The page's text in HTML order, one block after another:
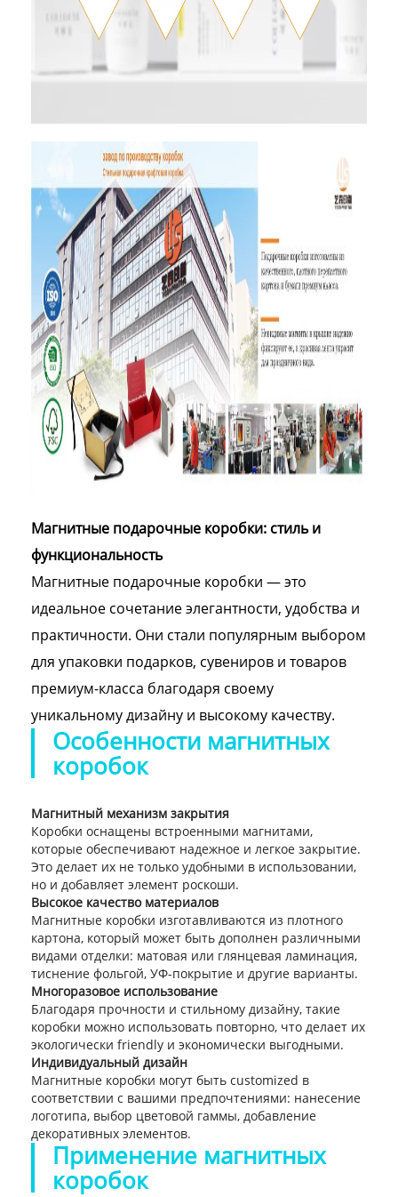
Магнитные подарочные коробки: стиль и
функциональность
Магнитные подарочные коробки — это
идеальное сочетание элегантности, удобства и
практичности. Они стали популярным выбором
для упаковки подарков, сувениров и товаров
премиум-класса благодаря своему
уникальному дизайну и высокому качеству.
Особенности магнитных
коробок
Магнитный механизм закрытия
Коробки оснащены встроенными магнитами,
которые обеспечивают надежное и легкое закрытие.
Это делает их не только удобными в использовании,
но и добавляет элемент роскоши.
Высокое качество материалов
Магнитные коробки изготавливаются из плотного
картона, который может быть дополнен различными
видами отделки: матовая или глянцевая ламинация,
тиснение фольгой, УФ-покрытие и другие варианты.
Многоразовое использование
Благодаря прочности и стильному дизайну, такие
коробки можно использовать повторно, что делает их
экологически friendly и экономически выгодными.
Индивидуальный дизайн
Магнитные коробки могут быть customized в
соответствии с вашими предпочтениями: нанесение
логотипа, выбор цветовой гаммы, добавление
декоративных элементов.
Применение магнитных
коробок